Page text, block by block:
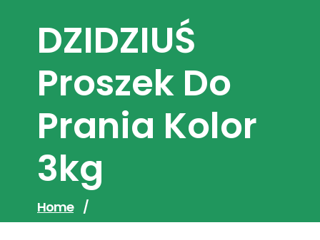
DZIDZIUŚ
Proszek Do
Prania Kolor
3kg
Home /